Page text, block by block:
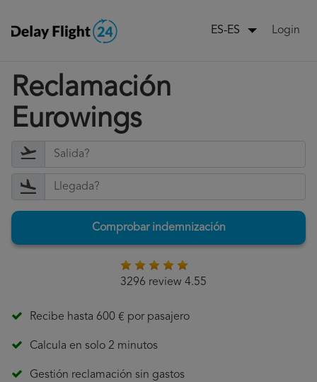
ES-ES Login
Reclamación
Eurowings
Comprobar indemnización
3296 review 4.55
Recibe hasta 600 € por pasajero
Calcula en solo 2 minutos
Gestión reclamación sin gastos